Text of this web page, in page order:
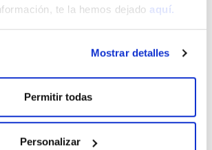
te la hemos dejado aquí.
Mostrar detalles
Permitir todas
Personalizar
A LO QUE TE INTERESA
EMAIL GRATIS